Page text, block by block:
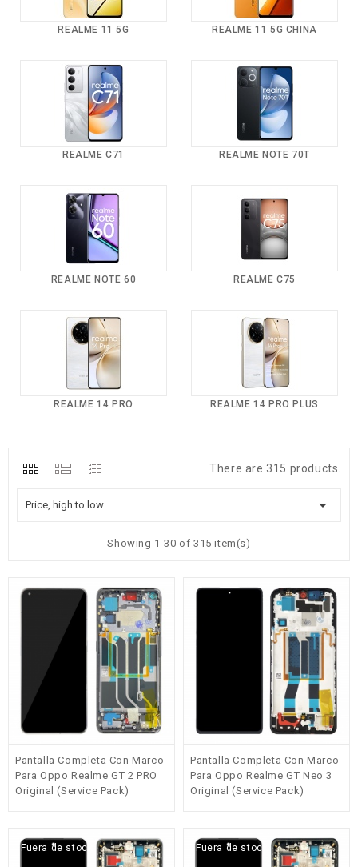
REALME 11 5G REALME 11 5G CHINA
REALME C71 REALME NOTE 70T
REALME NOTE 60 REALME C75
REALME 14 PRO REALME 14 PRO PLUS
There are 315 products.
Price, high to low 
Showing 1-30 of 315 item(s)
Pantalla Completa Con Marco
Para Oppo Realme GT 2 PRO
Original (Service Pack)
Pantalla Completa Con Marco
Para Oppo Realme GT Neo 3
Original (Service Pack)
Fuera de stock Fuera de stock